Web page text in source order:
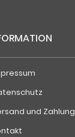
und Zahlung